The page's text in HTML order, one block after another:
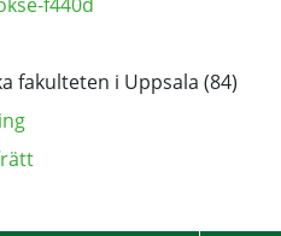
fakulteten i Uppsala (84)